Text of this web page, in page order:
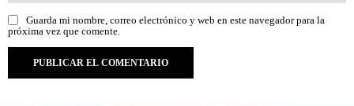
Guarda mi nombre, correo electrónico y web en este navegador para la
próxima vez que comente.